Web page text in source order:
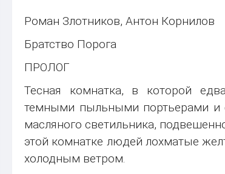
Роман Злотников, Антон Корнилов
Братство Порога
ПРОЛОГ
Тесная комнатка, в которой
темными пыльными портьерами и
масляного светильника,
этой комнатке людей лохматые
холодным ветром.